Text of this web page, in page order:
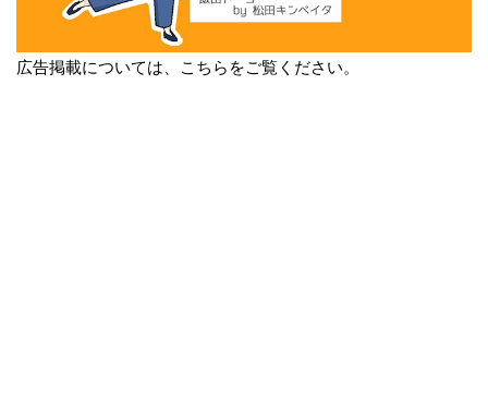
広告掲載については、こちらをご覧ください。